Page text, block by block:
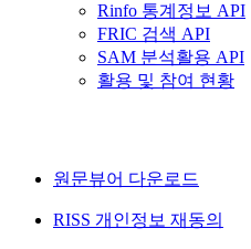
Rinfo 통계정보 API
FRIC 검색 API
SAM 분석활용 API
활용 및 참여 현황
원문뷰어 다운로드
RISS 개인정보 재동의